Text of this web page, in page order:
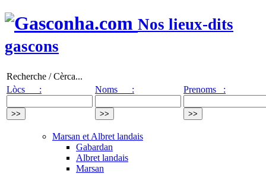
Nos lieux-dits
gascons
Recherche / Cèrca...
Lòcs :
Noms : Prenoms :
Marsan et Albret landais
Gabardan
Albret landais
Marsan